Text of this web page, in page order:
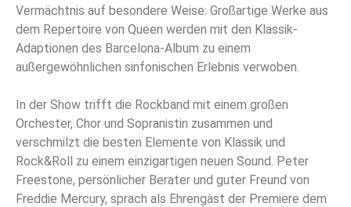
Vermächtnis auf besondere Weise: Großartige Werke aus
dem Repertoire von Queen werden mit den Klassik-
Adaptionen des Barcelona-Album zu einem
außergewöhnlichen sinfonischen Erlebnis verwoben.
In der Show trifft die Rockband mit einem großen
Orchester, Chor und Sopranistin zusammen und
verschmilzt die besten Elemente von Klassik und
Rock&Roll zu einem einzigartigen neuen Sound. Peter
Freestone, persönlicher Berater und guter Freund von
Freddie Mercury, sprach als Ehrengast der Premiere dem